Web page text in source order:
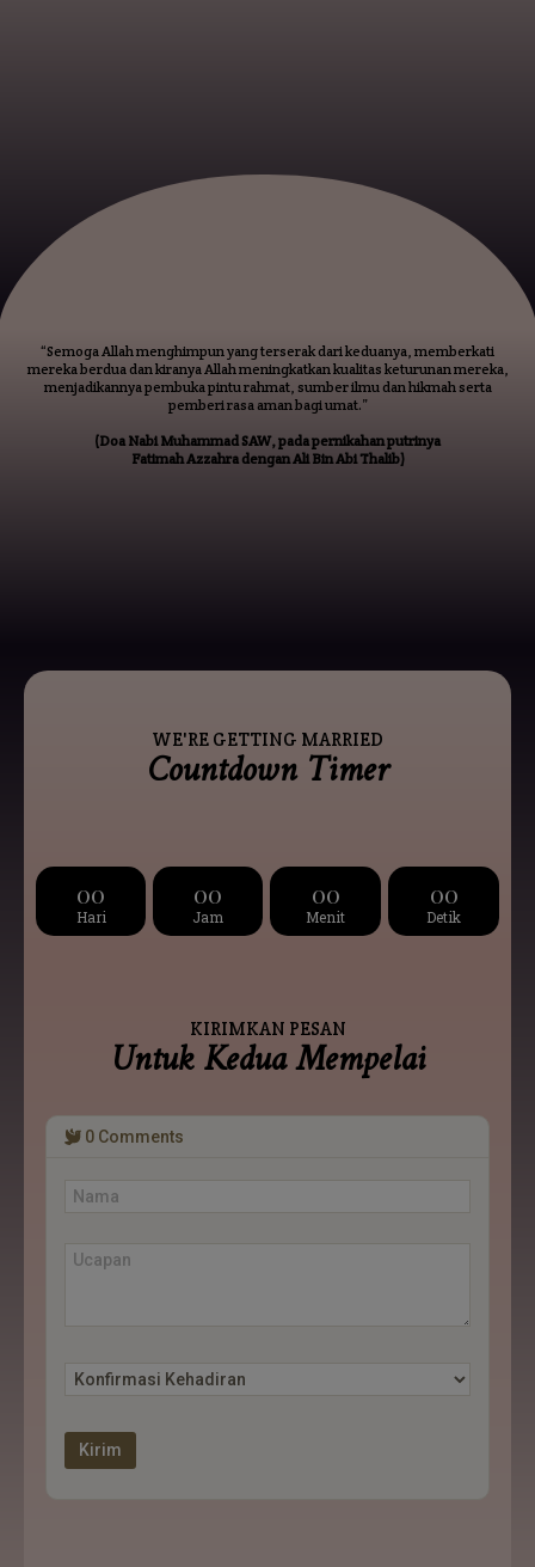
“Semoga Allah menghimpun yang terserak dari keduanya, memberkati
mereka berdua dan kiranya Allah meningkatkan kualitas keturunan mereka,
menjadikannya pembuka pintu rahmat, sumber ilmu dan hikmah serta
pemberi rasa aman bagi umat.”
(Doa Nabi Muhammad SAW, pada pernikahan putrinya
Fatimah Azzahra dengan Ali Bin Abi Thalib)
WE'RE GETTING MARRIED
Countdown Timer
00
Hari
00
Jam
00
Menit
00
Detik
KIRIMKAN PESAN
Untuk Kedua Mempelai
0 Comments